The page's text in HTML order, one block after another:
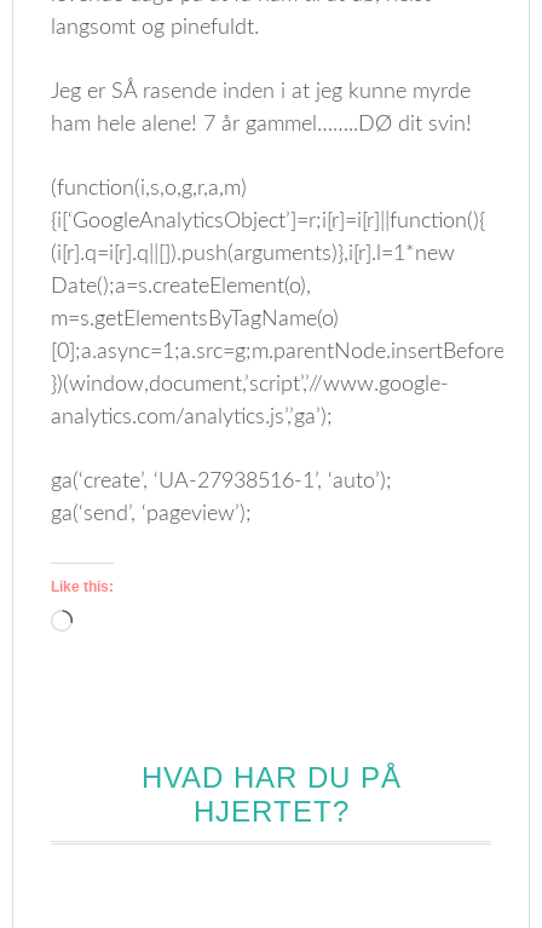
langsomt og pinefuldt.
Jeg er SÅ rasende inden i at jeg kunne myrde
ham hele alene! 7 år gammel……..DØ dit svin!
(function(i,s,o,g,r,a,m)
{i[‘GoogleAnalyticsObject’]=r;i[r]=i[r]||function(){
(i[r].q=i[r].q||[]).push(arguments)},i[r].l=1*new
Date();a=s.createElement(o),
m=s.getElementsByTagName(o)
})(window,document,’script’,’//www.google-
analytics.com/analytics.js’,’ga’);
ga(‘create’, ‘UA-27938516-1’, ‘auto’);
ga(‘send’, ‘pageview’);
Like this:
Loading…
HVAD HAR DU PÅ
HJERTET?